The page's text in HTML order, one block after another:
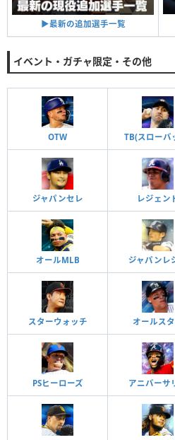
▶︎最新の追加選手一覧
イベント・ガチャ限定・その他
OTW TB(スローバ
ジャパンセレ レジェン
オールMLB ジャパンレ
スターウォッチ オールス
PSヒーローズ アニバーサ